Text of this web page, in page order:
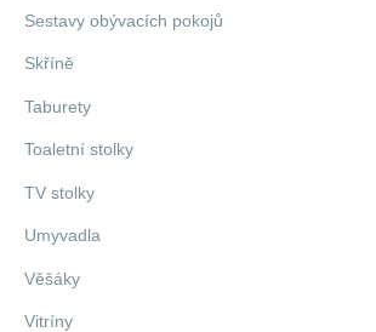
Sestavy obývacích pokojů
Skříně
Taburety
Toaletní stolky
TV stolky
Umyvadla
Věšáky
Vitríny